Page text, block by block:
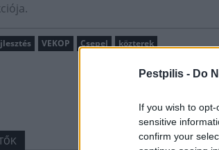
Pestpilis - Do
If you wish to
sensitive
confirm your
VEKOP Csepel közterek